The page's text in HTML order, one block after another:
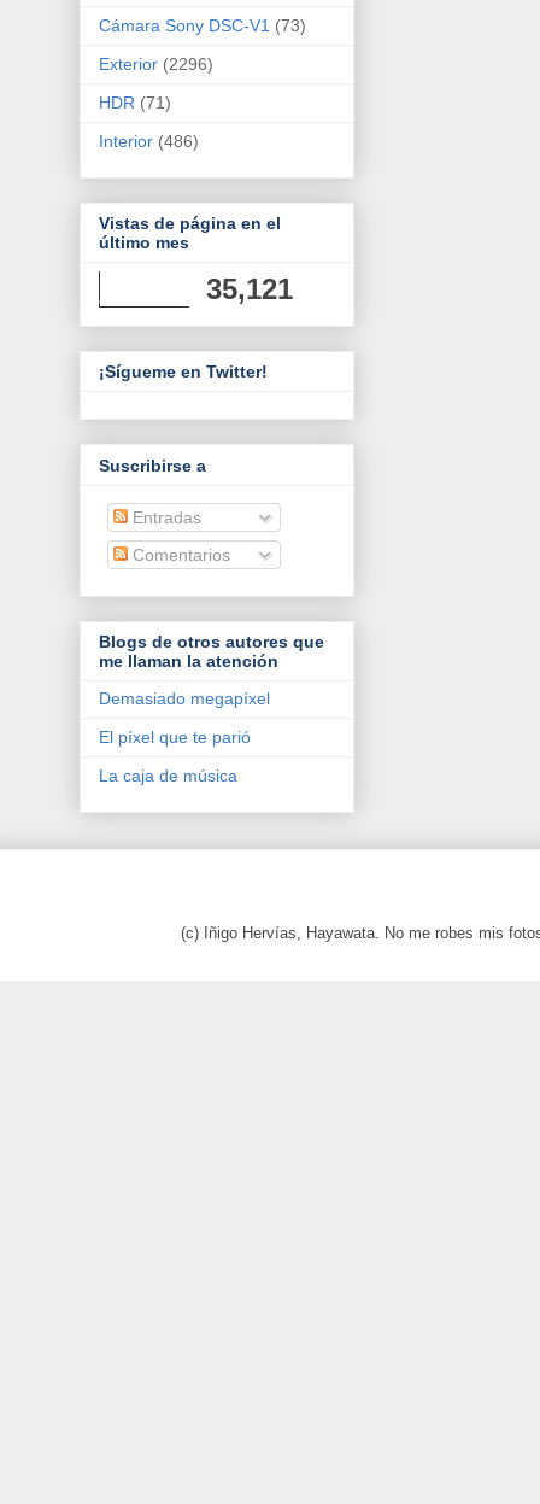
Cámara Sony DSC-V1 (73)
Exterior (2296)
HDR (71)
Interior (486)
Vistas de página en el
último mes
35,121
¡Sígueme en Twitter!
Suscribirse a
Entradas
Comentarios
Blogs de otros autores que
me llaman la atención
Demasiado megapíxel
El píxel que te parió
La caja de música
(c) Iñigo Hervías, Hayawata. No me robes mis